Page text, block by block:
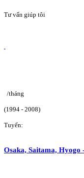
Tư vấn giúp tôi
/tháng
(1994 - 2008)
Tuyển:
Osaka, Saitama, Hyogo